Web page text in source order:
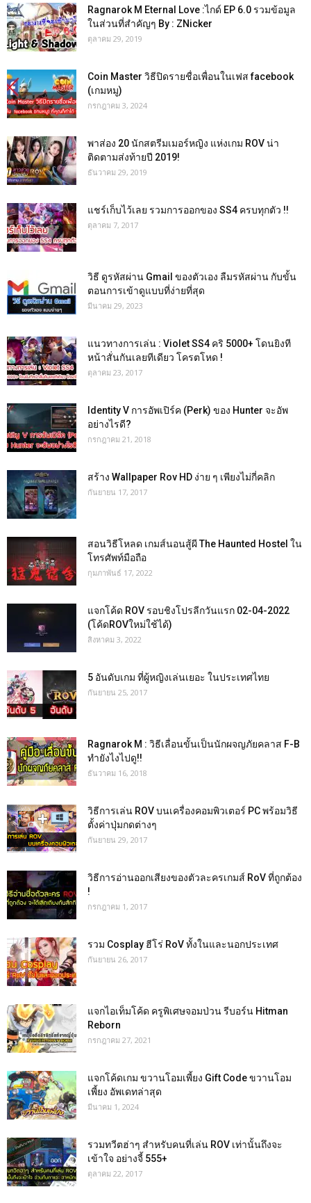
Ragnarok M Eternal Love :ไกด์ EP 6.0 รวมข้อมูล
ในส่วนที่สำคัญๆ By : ZNicker
ตุลาคม 29, 2019
Coin Master วิธีปิดรายชื่อเพื่อนในเฟส facebook
(เกมหมู)
กรกฎาคม 3, 2024
พาส่อง 20 นักสตรีมเมอร์หญิง แห่งเกม ROV น่า
ติดตามส่งท้ายปี 2019!
ธันวาคม 29, 2019
แชร์เก็บไว้เลย รวมการออกของ SS4 ครบทุกตัว !!
ตุลาคม 7, 2017
วิธี ดูรหัสผ่าน Gmail ของตัวเอง ลืมรหัสผ่าน กับขั้น
ตอนการเข้าดูแบบที่ง่ายที่สุด
มีนาคม 29, 2023
แนวทางการเล่น : Violet SS4 คริ 5000+ โดนยิงที
หน้าสั่นกันเลยทีเดียว โครตโหด !
ตุลาคม 23, 2017
Identity V การอัพเปิร์ค (Perk) ของ Hunter จะอัพ
อย่างไรดี?
กรกฎาคม 21, 2018
สร้าง Wallpaper Rov HD ง่าย ๆ เพียงไม่กี่คลิก
กันยายน 17, 2017
สอนวิธีโหลด เกมส์นอนสู้ผี The Haunted Hostel ใน
โทรศัพท์มือถือ
กุมภาพันธ์ 17, 2022
แจกโค้ด ROV รอบชิงโปรลีกวันแรก 02-04-2022
(โค้ดROVใหม่ใช้ได้)
สิงหาคม 3, 2022
5 อันดับเกม ที่ผู้หญิงเล่นเยอะ ในประเทศไทย
กันยายน 25, 2017
Ragnarok M : วิธีเลื่อนขั้นเป็นนักผจญภัยคลาส F-B
ทำยังไงไปดู!!
ธันวาคม 16, 2018
วิธีการเล่น ROV บนเครื่องคอมพิวเตอร์ PC พร้อมวิธี
ตั้งค่าปุ่มกดต่างๆ
กันยายน 29, 2017
วิธีการอ่านออกเสียงของตัวละครเกมส์ RoV ที่ถูกต้อง
!
กรกฎาคม 1, 2017
รวม Cosplay ฮีโร่ RoV ทั้งในและนอกประเทศ
กันยายน 26, 2017
แจกไอเท็มโค้ด ครูพิเศษจอมป่วน รีบอร์น Hitman
Reborn
กรกฎาคม 27, 2021
แจกโค้ดเกม ขวานโอมเพี้ยง Gift Code ขวานโอม
เพี้ยง อัพเดทล่าสุด
มีนาคม 1, 2024
รวมทวีตฮ่าๆ สำหรับคนที่เล่น ROV เท่านั้นถึงจะ
เข้าใจ อย่างจี้ 555+
ตุลาคม 22, 2017